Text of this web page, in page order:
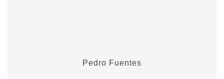
Pedro Fuentes